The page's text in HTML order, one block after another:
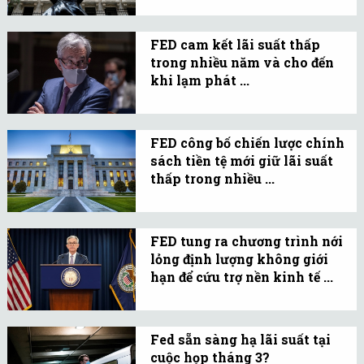
Liên bang Mỹ còn giữ
mức lãi suất chuẩn gần
bằng 0.
FED cam kết lãi suất thấp
trong nhiều năm và cho đến
khi lạm phát ...
Mỹ cho thấy lãi suất sẽ
duy trì ở mức gần 0 ít
nhất là đến năm 2023.
FED công bố chiến lược chính
sách tiền tệ mới giữ lãi suất
thấp trong nhiều ...
trung bình 2%, một chiến
lược chính sách mới có
thể giữ lãi suất ở mức
gần 0% trong nhiều năm.
FED tung ra chương trình nới
lỏng định lượng không giới
hạn để cứu trợ nền kinh tế ...
sáng kiến mới để hỗ trợ
Fed sẵn sàng hạ lãi suất tại
cuộc họp tháng 3?